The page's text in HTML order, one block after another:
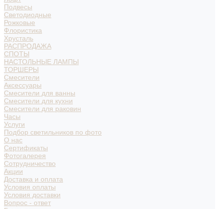
Подвесы
Светодиодные
Рожковые
Флористика
Хрусталь
РАСПРОДАЖА
СПОТЫ
НАСТОЛЬНЫЕ ЛАМПЫ
ТОРШЕРЫ
Смесители
Аксессуары
Смесители для ванны
Смесители для кухни
Смесители для раковин
Часы
Услуги
Подбор светильников по фото
О нас
Сертификаты
Фотогалерея
Сотрудничество
Акции
Доставка и оплата
Условия оплаты
Условия доставки
Вопрос - ответ